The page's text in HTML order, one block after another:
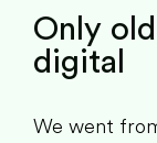
Only
digital
We went